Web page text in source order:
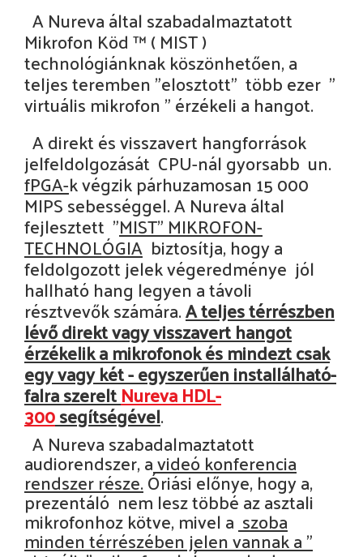
A Nureva által szabadalmaztatott
Mikrofon Köd ™ ( MIST )
technológiánknak köszönhetően, a
teljes teremben "elosztott" több ezer "
virtuális mikrofon " érzékeli a hangot.
A direkt és visszavert hangforrások
jelfeldolgozását CPU-nál gyorsabb un.
fPGA-k végzik párhuzamosan 15 000
MIPS sebességgel. A Nureva által
fejlesztett "MIST" MIKROFON-
TECHNOLÓGIAbiztosítja, hogy a
feldolgozott jelek végeredménye jól
hallható hang legyen a távoli
résztvevők számára.A teljes térrészben
lévő direkt vagy visszavert hangot
érzékelik a mikrofonok és mindezt csak
egy vagy két - egyszerűen installálható-
falra szereltNureva HDL-
300segítségével.
A Nureva szabadalmaztatott
audiorendszer, avideó konferencia
rendszer része.Óriási előnye, hogy a,
prezentáló nem lesz többé az asztali
mikrofonhoz kötve, mivel a szoba
minden térrészében jelen vannak a "